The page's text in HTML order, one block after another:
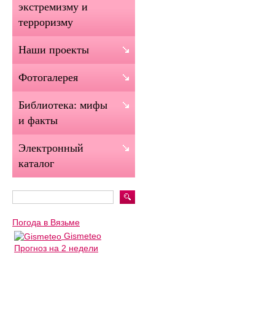
экстремизму и
терроризму
Наши проекты
Фотогалерея
Библиотека: мифы
и факты
Электронный
каталог
Погода в Вязьме
Gismeteo
Прогноз на 2 недели